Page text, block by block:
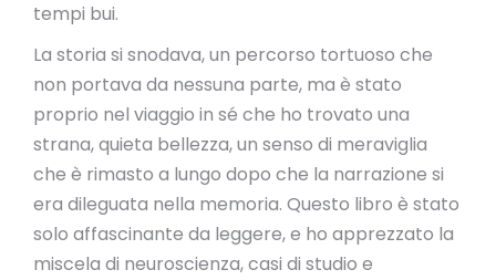
tempi bui.
La storia si snodava, un percorso tortuoso che
non portava da nessuna parte, ma è stato
proprio nel viaggio in sé che ho trovato una
strana, quieta bellezza, un senso di meraviglia
che è rimasto a lungo dopo che la narrazione si
era dileguata nella memoria. Questo libro è stato
solo affascinante da leggere, e ho apprezzato la
miscela di neuroscienza, casi di studio e